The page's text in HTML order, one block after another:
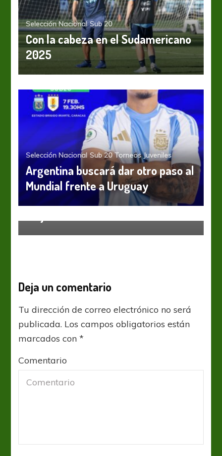
Selección Nacional Sub 20
Con la cabeza en el Sudamericano
2025
Selección Nacional Sub 20 Torneos Juveniles
Argentina buscará dar otro paso al
Mundial frente a Uruguay
Sub 20 Torneos Juveniles
U20WC: Uruguay está entre los 8
Deja un comentario
Tu dirección de correo electrónico no será
publicada. Los campos obligatorios están
marcados con*
Comentario